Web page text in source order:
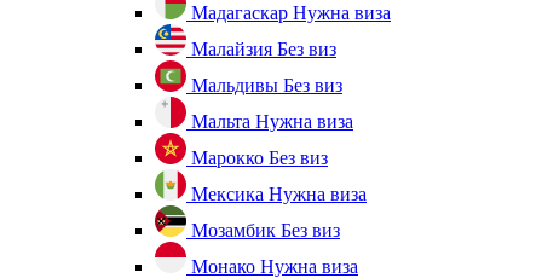
Мадагаскар Нужна виза
Малайзия Без виз
Мальдивы Без виз
Мальта Нужна виза
Марокко Без виз
Мексика Нужна виза
Мозамбик Без виз
Монако Нужна виза